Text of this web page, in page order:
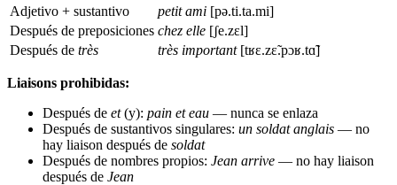
Adjetivo + sustantivo
petit ami [pə.ti.ta.mi]
Después de preposiciones chez elle [ʃe.zɛl]
Después de très très important[tʁɛ.zɛ̃.pɔʁ.tɑ̃]
Liaisons prohibidas:
Después de et(y): pain et eau — nunca se enlaza
Después de sustantivos singulares: un soldat anglais — no
hay liaison después de soldat
Después de nombres propios: Jean arrive — no hay liaison
después de Jean